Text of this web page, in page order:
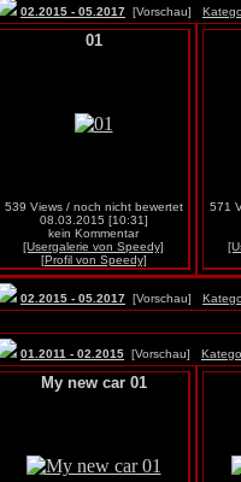
02.2015 - 05.2017 [Vorschau]
01
539 Views / noch nicht bewertet
08.03.2015 [10:31]
kein Kommentar
[Usergalerie von Speedy]
[Profil von Speedy]
571
02.2015 - 05.2017 [Vorschau]
01.2011 - 02.2015 [Vorschau]
My new car 01